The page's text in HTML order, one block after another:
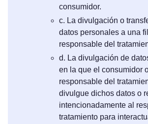
consumidor.
c. La divulgación o
datos personales a una
responsable del
d. La divulgación de
en la que el consumidor
responsable del
divulgue dichos datos o
intencionadamente al
tratamiento para